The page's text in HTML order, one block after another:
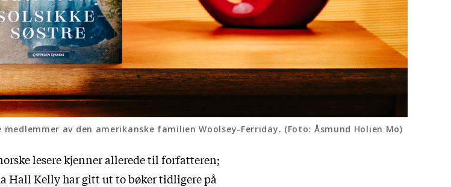
av den amerikanske familien Woolsey-Ferriday. (Foto: Åsmund Holien Mo)
lesere kjenner allerede til forfatteren;
Hall Kelly har gitt ut to bøker tidligere på